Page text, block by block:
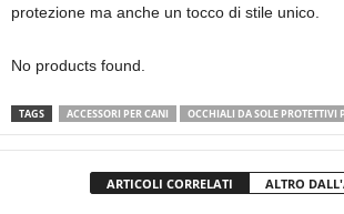
protezione ma anche un tocco di stile unico.
No products found.
TAGS ACCESSORI PER CANI OCCHIALI DA SOLE PROTETTIVI
ARTICOLI CORRELATI ALTRO